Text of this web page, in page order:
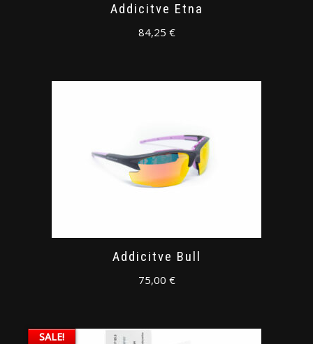
Addicitve Etna
84,25 €
Addicitve Bull
75,00 €
SALE!